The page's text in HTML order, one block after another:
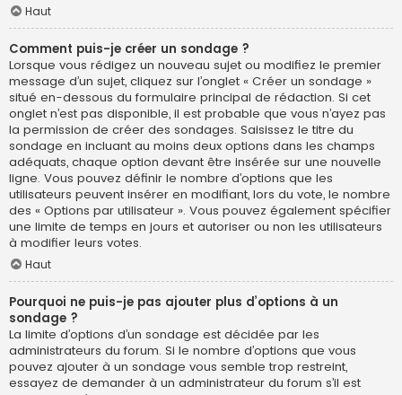
Haut
Comment puis-je créer un sondage ?
Lorsque vous rédigez un nouveau sujet ou modifiez le premier
message d’un sujet, cliquez sur l’onglet « Créer un sondage »
situé en-dessous du formulaire principal de rédaction. Si cet
onglet n’est pas disponible, il est probable que vous n’ayez pas
la permission de créer des sondages. Saisissez le titre du
sondage en incluant au moins deux options dans les champs
adéquats, chaque option devant être insérée sur une nouvelle
ligne. Vous pouvez définir le nombre d’options que les
utilisateurs peuvent insérer en modifiant, lors du vote, le nombre
des « Options par utilisateur ». Vous pouvez également spécifier
une limite de temps en jours et autoriser ou non les utilisateurs
à modifier leurs votes.
Haut
Pourquoi ne puis-je pas ajouter plus d’options à un
sondage ?
La limite d’options d’un sondage est décidée par les
administrateurs du forum. Si le nombre d’options que vous
pouvez ajouter à un sondage vous semble trop restreint,
essayez de demander à un administrateur du forum s’il est